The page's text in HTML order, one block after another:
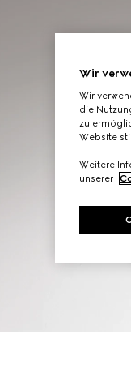
Wir
Wir
die
zu
Website
Weitere
unserer